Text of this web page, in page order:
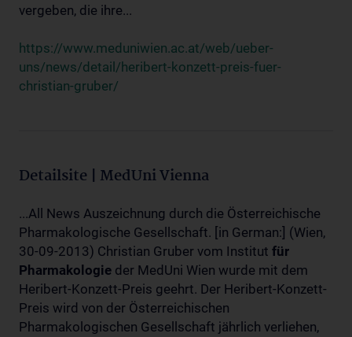
vergeben, die ihre...
https://www.meduniwien.ac.at/web/ueber-
uns/news/detail/heribert-konzett-preis-fuer-
christian-gruber/
Detailsite | MedUni Vienna
...All News Auszeichnung durch die Österreichische
Pharmakologische Gesellschaft. [in German:] (Wien,
30-09-2013) Christian Gruber vom Institut für
Pharmakologie der MedUni Wien wurde mit dem
Heribert-Konzett-Preis geehrt. Der Heribert-Konzett-
Preis wird von der Österreichischen
Pharmakologischen Gesellschaft jährlich verliehen,